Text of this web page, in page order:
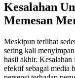
Kesalahan
Memesan
Meskipun terlihat
sering kali
hasil akhir.
efektif sebagai media